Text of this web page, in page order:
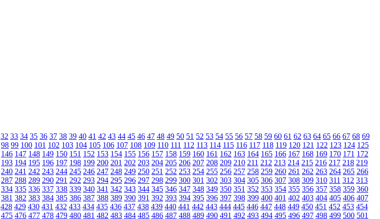
32 33 34 35 36 37 38 39 40 41 42 43 44 45 46 47 48 49 50 51 52 53 54 55 56 57 58 59 60 61 62 63 64 65 66 67 68 69
98 99 100 101 102 103 104 105 106 107 108 109 110 111 112 113 114 115 116 117 118 119 120 121 122 123 124 125
146 147 148 149 150 151 152 153 154 155 156 157 158 159 160 161 162 163 164 165 166 167 168 169 170 171 172
193 194 195 196 197 198 199 200 201 202 203 204 205 206 207 208 209 210 211 212 213 214 215 216 217 218 219
240 241 242 243 244 245 246 247 248 249 250 251 252 253 254 255 256 257 258 259 260 261 262 263 264 265 266
287 288 289 290 291 292 293 294 295 296 297 298 299 300 301 302 303 304 305 306 307 308 309 310 311 312 313
334 335 336 337 338 339 340 341 342 343 344 345 346 347 348 349 350 351 352 353 354 355 356 357 358 359 360
381 382 383 384 385 386 387 388 389 390 391 392 393 394 395 396 397 398 399 400 401 402 403 404 405 406 407
428 429 430 431 432 433 434 435 436 437 438 439 440 441 442 443 444 445 446 447 448 449 450 451 452 453 454
475 476 477 478 479 480 481 482 483 484 485 486 487 488 489 490 491 492 493 494 495 496 497 498 499 500 501